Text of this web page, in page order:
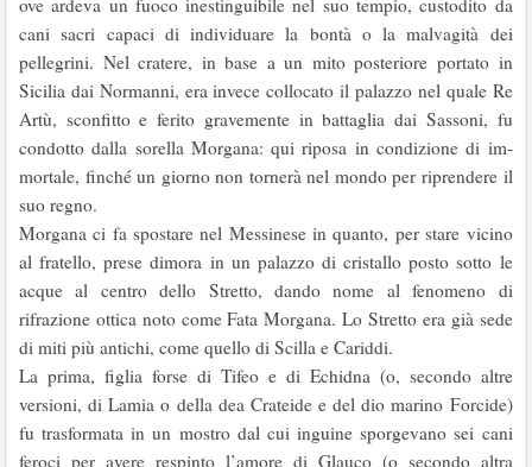
ove ardeva un fuoco inestinguibile nel suo tempio, custodito da
cani sacri capaci di individuare la bontà o la malvagità dei
pellegrini. Nel cra­tere, in base a un mito posteriore portato in
Sicilia dai Normanni, era invece collocato il palazzo nel quale Re
Artù, sconfitto e ferito gravemente in battaglia dai Sassoni, fu
condotto dalla sorella Morgana: qui riposa in condizione di im­
mortale, finché un giorno non tornerà nel mondo per riprendere il
suo regno.
Morgana ci fa spostare nel Messinese in quanto, per stare vicino
al fratello, prese dimora in un palazzo di cristallo posto sotto le
acque al centro dello Stretto, dando nome al fenomeno di
rifrazione ottica noto come Fata Morgana. Lo Stretto era già sede
di miti più antichi, come quello di Scilla e Cariddi.
La prima, figlia forse di Tifeo e di Echidna (o, secondo altre
versioni, di Lamia o della dea Crateide e del dio marino Forcide)
fu trasformata in un mo­stro dal cui inguine sporgevano sei cani
feroci per avere respinto l’amore di Glauco (o secondo altra